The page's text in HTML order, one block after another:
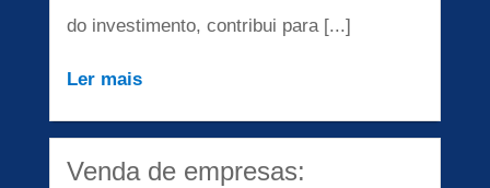
do investimento, contribui para [...]
Ler mais
Venda de empresas: